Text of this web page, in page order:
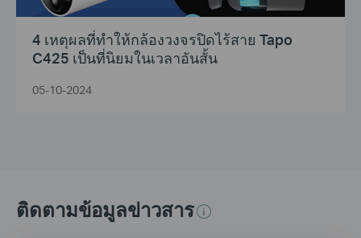
4 เหตุผลที่ทำให้กล้องวงจรปิดไร้สาย Tapo
C425 เป็นที่นิยมในเวลาอันสั้น
05-10-2024
ติดตามข้อมูลข่าวสาร